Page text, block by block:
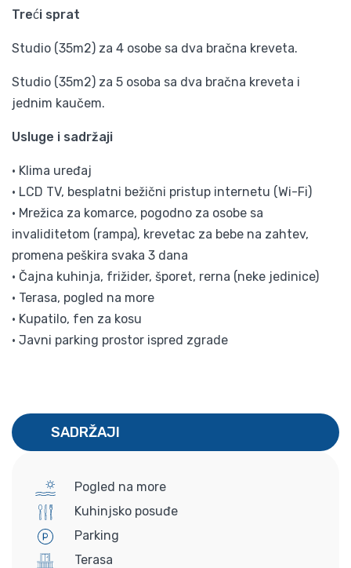
Treći sprat
Studio (35m2) za 4 osobe sa dva bračna kreveta.
Studio (35m2) za 5 osoba sa dva bračna kreveta i
jednim kaučem.
Usluge i sadržaji
• Klima uređaj
• LCD TV, besplatni bežični pristup internetu (Wi-Fi)
• Mrežica za komarce, pogodno za osobe sa
invaliditetom (rampa), krevetac za bebe na zahtev,
promena peškira svaka 3 dana
• Čajna kuhinja, frižider, šporet, rerna (neke jedinice)
• Terasa, pogled na more
• Kupatilo, fen za kosu
• Javni parking prostor ispred zgrade
SADRŽAJI
Pogled na more
Kuhinjsko posuđe
Parking
Terasa